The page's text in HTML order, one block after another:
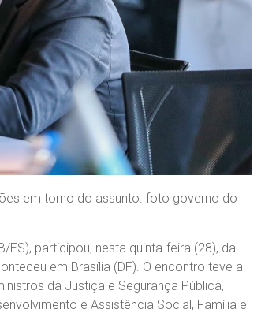
em torno do assunto. foto governo do
participou, nesta quinta-feira (28), da
em Brasília (DF). O encontro teve a
da Justiça e Segurança Pública,
e Assistência Social, Família e